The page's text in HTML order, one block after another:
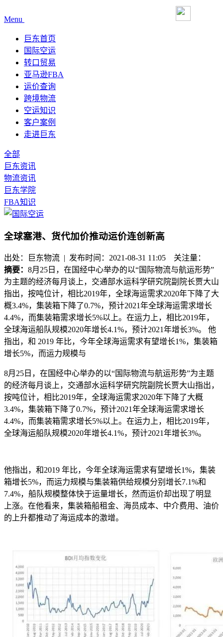
Menu
巨东首页
国际空运
转口贸易
亚马逊FBA
运价查询
跨境物流
空运知识
客户案例
走进巨东
全部
巨东资讯
物流资讯
巨东学院
FBA知识
全球塞港、货代加价推动运价连创新高
出处：巨东物流 | 发布时间：2021-08-31 11:05 关注量：
摘要： 8月25日，在国经中心举办的以“国际物流与航运形势”
为主题的经济每月谈上，交通部水运科学研究院副院长贾大山
指出，按吨位计，相比2019年，全球海运需求2020年下降了大
概3.4%，集装箱下降了0.7%，预计2021年全球海运需求增长
4.4%，而集装箱需求增长5%以上。在运力上，相比2019年，
全球海运船队规模2020年增长4.1%，预计2021年增长3%。 他
指出，和 2019 年比，今年全球海运需求有望增长1%，集装箱
增长5%，而运力规模与
8月25日，在国经中心举办的以“国际物流与航运形势”为主题
的经济每月谈上，交通部水运科学研究院副院长贾大山指出，
按吨位计，相比2019年，全球海运需求2020年下降了大概
3.4%，集装箱下降了0.7%，预计2021年全球海运需求增长
4.4%，而集装箱需求增长5%以上。在运力上，相比2019年，
全球海运船队规模2020年增长4.1%，预计2021年增长3%。
他指出，和2019 年比，今年全球海运需求有望增长1%，集装
箱增长5%，而运力规模与集装箱供给规模分别增长7.1%和
7.4%，船队规模整体快于运量增长，然而运价却出现了明显
上涨。在他看来，集装箱船租金、海员成本、中介费用、油价
的上升都推动了海运成本的激增。